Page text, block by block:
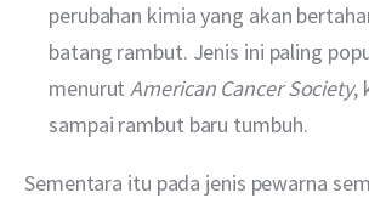
perubahan kimia yang akan
batang rambut. Jenis ini paling
menurutAmerican Cancer Society,
sampai rambut baru tumbuh.
Sementara itu pada jenis pewarna